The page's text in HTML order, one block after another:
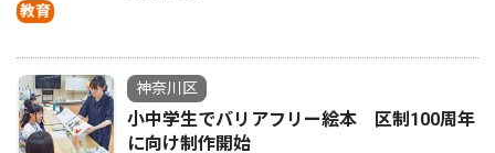
教育
神奈川区
小中学生でバリアフリー絵本 区制100周年
に向け制作開始